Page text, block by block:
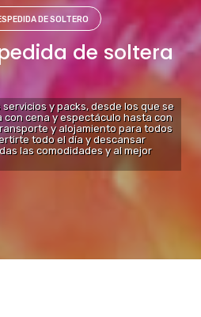
DE SOLTERO
de soltera
y packs, desde los que se
con cena y espectáculo hasta con
y alojamiento para todos
todo el día y descansar
las comodidades y al mejor